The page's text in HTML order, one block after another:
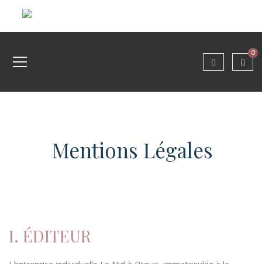
0
Mentions Légales
I. ÉDITEUR